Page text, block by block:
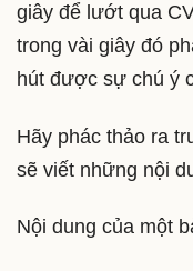
giây để lướt qua
trong vài giây đó
hút được sự chú ý
Hãy phác thảo ra
sẽ viết những nội
Nội dung của một